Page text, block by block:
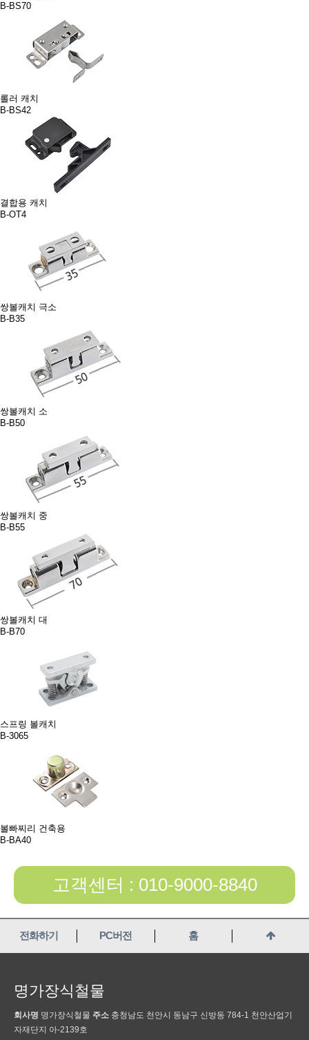
B-BS70
롤러 캐치
B-BS42
결합용 캐치
B-OT4
쌍볼캐치 극소
B-B35
쌍볼캐치 소
B-B50
쌍볼캐치 중
B-B55
쌍볼캐치 대
B-B70
스프링 볼캐치
B-3065
볼빠찌리 건축용
B-BA40
고객센터 : 010-9000-8840
전화하기 PC버전 홈
명가장식철물
회사명 명가장식철물 주소 충청남도 천안시 동남구 신방동 784-1 천안산업기
자재단지 아-2139호